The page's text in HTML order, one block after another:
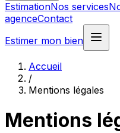
EstimationNos services
agenceContact
Estimer mon bien
Accueil
/
Mentions légales
Mentions